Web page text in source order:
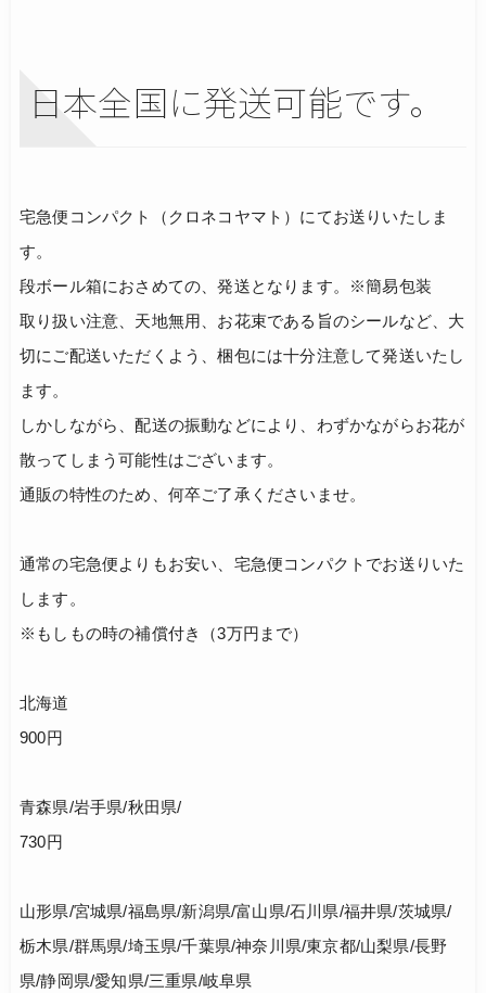
日本全国に発送可能です。
宅急便コンパクト（クロネコヤマト）にてお送りいたしま
す。
段ボール箱におさめての、発送となります。※簡易包装
取り扱い注意、天地無用、お花束である旨のシールなど、大
切にご配送いただくよう、梱包には十分注意して発送いたし
ます。
しかしながら、配送の振動などにより、わずかながらお花が
散ってしまう可能性はございます。
通販の特性のため、何卒ご了承くださいませ。
通常の宅急便よりもお安い、宅急便コンパクトでお送りいた
します。
※もしもの時の補償付き（3万円まで）
北海道
900円
青森県/岩手県/秋田県/
730円
山形県/宮城県/福島県/新潟県/富山県/石川県/福井県/茨城県/
栃木県/群馬県/埼玉県/千葉県/神奈川県/東京都/山梨県/長野
県/静岡県/愛知県/三重県/岐阜県